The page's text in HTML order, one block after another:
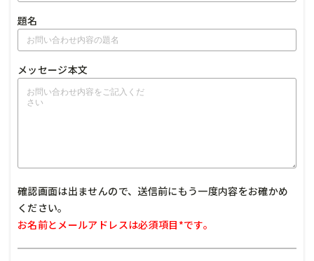
題名
メッセージ本文
確認画面は出ませんので、送信前にもう一度内容をお確かめ
ください。
お名前とメールアドレスは必須項目*です。